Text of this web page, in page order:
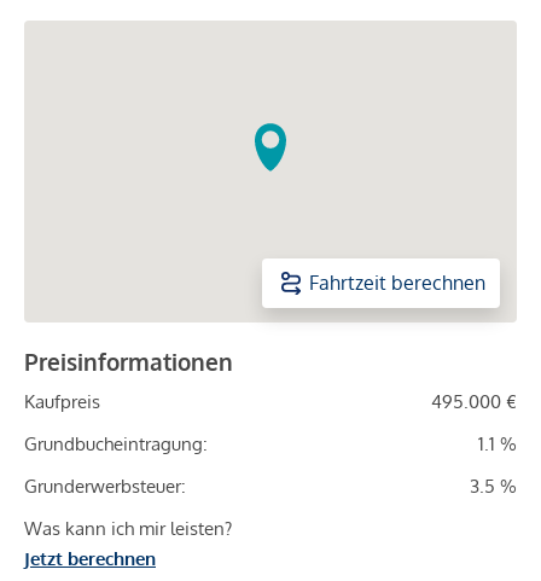
Fahrtzeit berechnen
Preisinformationen
Kaufpreis
495.000 €
Grundbucheintragung:
1.1 %
Grunderwerbsteuer:
3.5 %
Was kann ich mir leisten?
Jetzt berechnen